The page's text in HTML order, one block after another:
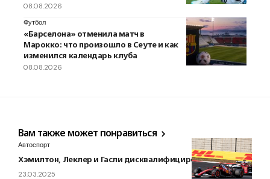
08.08.2026
Футбол
«Барселона» отменила матч в
Марокко: что произошло в Сеуте и как
изменился календарь клуба
08.08.2026
Вам также может понравиться
Автоспорт
Хэмилтон, Леклер и Гасли дисквалифицированы
23.03.2025